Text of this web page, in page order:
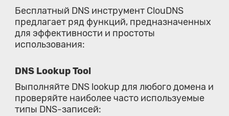
Бесплатный DNS инструмент ClouDNS
предлагает ряд функций, предназначенных
для эффективности и простоты
использования:
DNS Lookup Tool
Выполняйте DNS lookup для любого домена и
проверяйте наиболее часто используемые
типы DNS-записей: